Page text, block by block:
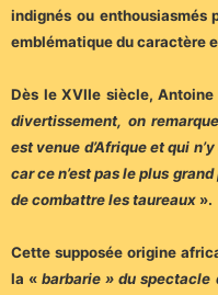
indignés ou enthousiasmés
emblématique du caractère
Dès le XVIIe siècle,
divertissement, on
est venue d’Afrique et qui
car ce n’est pas le plus
de combattre les taureaux ».
Cette supposée origine
la «barbarie » du spectacle